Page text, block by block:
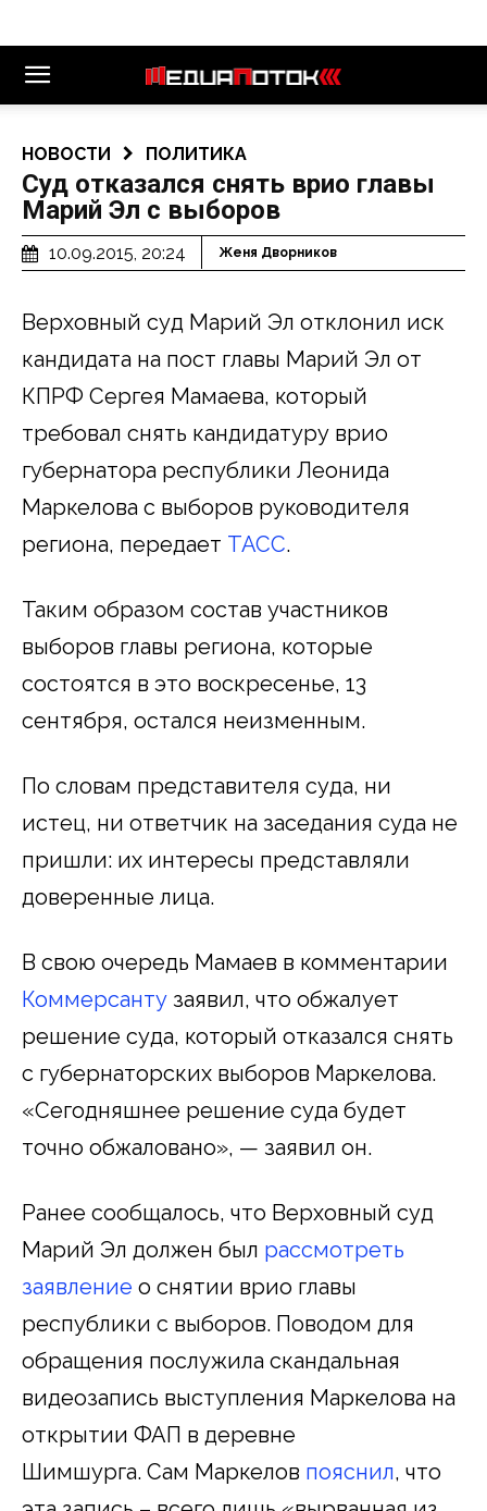
НОВОСТИ ПОЛИТИКА
Суд отказался снять врио главы
Марий Эл с выборов
10.09.2015, 20:24 Женя Дворников
Верховный суд Марий Эл отклонил иск
кандидата на пост главы Марий Эл от
КПРФ Сергея Мамаева, который
требовал снять кандидатуру врио
губернатора республики Леонида
Маркелова с выборов руководителя
региона, передает ТАСС.
Таким образом состав участников
выборов главы региона, которые
состоятся в это воскресенье, 13
сентября, остался неизменным.
По словам представителя суда, ни
истец, ни ответчик на заседания суда не
пришли: их интересы представляли
доверенные лица.
В свою очередь Мамаев в комментарии
Коммерсанту заявил, что обжалует
решение суда, который отказался снять
с губернаторских выборов Маркелова.
«Сегодняшнее решение суда будет
точно обжаловано», — заявил он.
Ранее сообщалось, что Верховный суд
Марий Эл должен был рассмотреть
заявление о снятии врио главы
республики с выборов. Поводом для
обращения послужила скандальная
видеозапись выступления Маркелова на
открытии ФАП в деревне
Шимшурга. Сам Маркелов пояснил, что